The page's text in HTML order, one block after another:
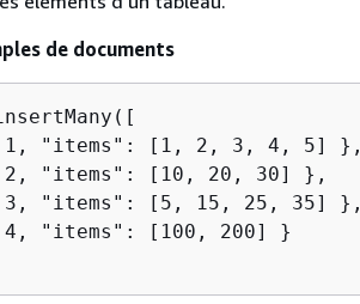
de documents
"items": [1, 2, 3, 4, 5] },
"items": [10, 20, 30] },
"items": [5, 15, 25, 35] },
"items": [100, 200] }